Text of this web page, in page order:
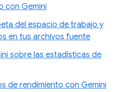
con Gemini
del espacio de trabajo y
en tus archivos fuente
sobre las estadísticas de
de rendimiento con Gemini